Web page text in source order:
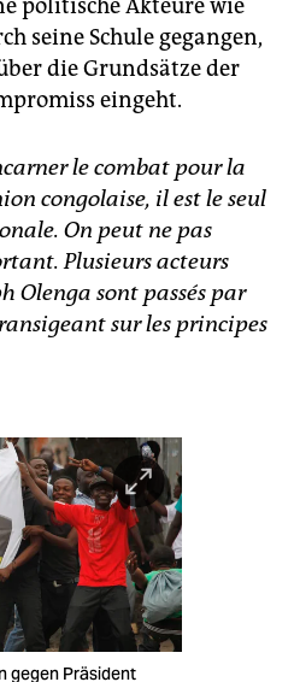
politische Akteure wie
seine Schule gegangen,
die Grundsätze der
eingeht.
le combat pour la
congolaise, il est le seul
On peut ne pas
Plusieurs acteurs
Olenga sont passés par
sur les principes
gegen Präsident